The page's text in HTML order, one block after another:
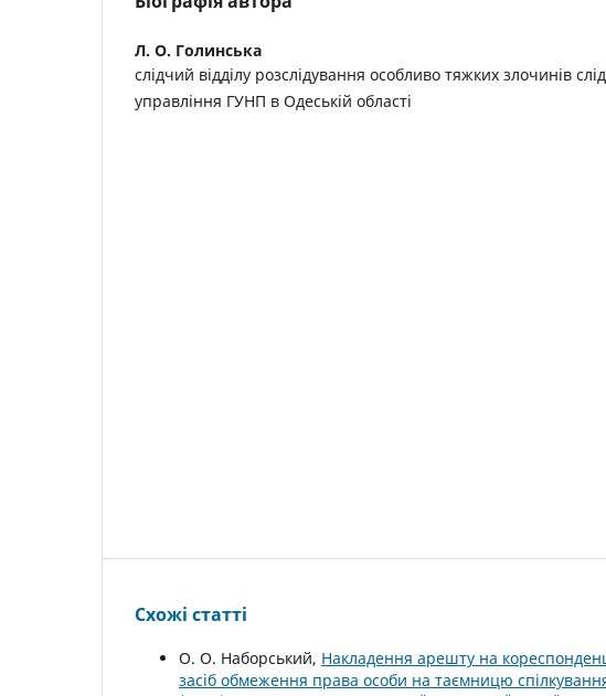
Л. О. Голинська
слідчий відділу розслідування особливо тяжких злочинів
управління ГУНП в Одеській області
Схожі статті
О. О. Наборський, Накладення арешту на
засіб обмеження права особи на таємницю